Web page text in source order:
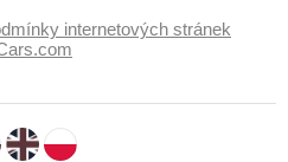
internetových stránek